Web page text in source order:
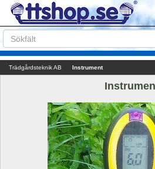
Trädgårdsteknik AB Instrument